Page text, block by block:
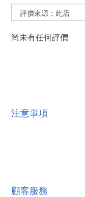
尚未有任何評價
注意事項
顧客服務